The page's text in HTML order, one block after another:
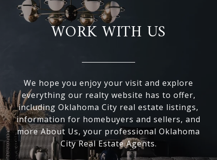
WORK WITH US
We hope you enjoy your visit and explore
everything our realty website has to offer,
including Oklahoma City real estate listings,
information for homebuyers and sellers, and
more About Us, your professional Oklahoma
City Real Estate Agents.